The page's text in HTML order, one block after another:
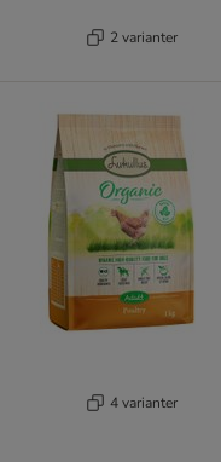
2 varianter
4 varianter